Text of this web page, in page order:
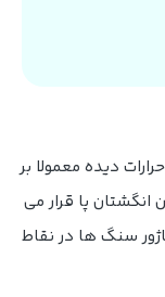
دیده معمولا بر
پا قرار می
سنگ ها در نقاط